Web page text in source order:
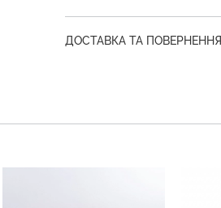
ДОСТАВКА ТА ПОВЕРНЕННЯ